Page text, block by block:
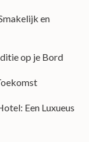
en
op je Bord
Een Luxueus